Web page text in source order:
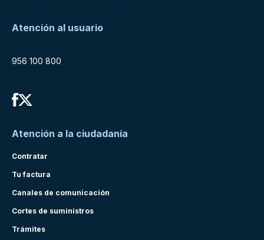
Atención al usuario
956 100 800
Atención a la ciudadanía
Contratar
Tu factura
Canales de comunicación
Cortes de suministros
Trámites